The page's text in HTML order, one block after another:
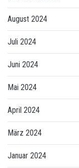
August 2024
Juli 2024
Juni 2024
Mai 2024
April 2024
März 2024
Januar 2024